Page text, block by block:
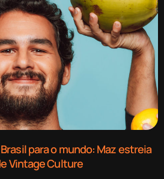
Brasil para o mundo: Maz estreia
Vintage Culture